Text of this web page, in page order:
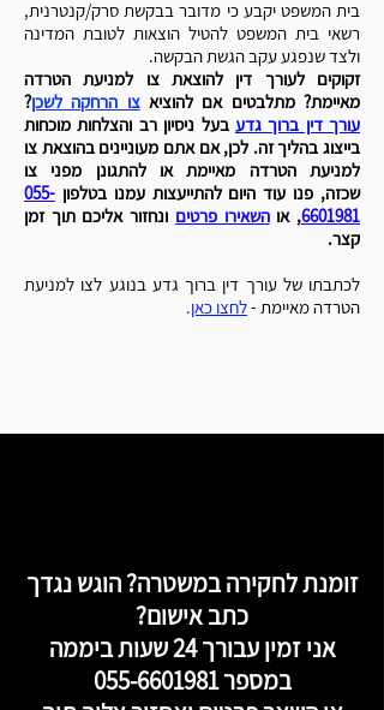
בית המשפט יקבע כי מדובר בבקשת סרק/קנטרנית,
רשאי בית המשפט להטיל הוצאות לטובת המדינה
ולצד שנפגע עקב הגשת הבקשה.
זקוקים לעורך דין להוצאת צו למניעת הטרדה
מאיימת? מתלבטים אם להוציאצו הרחקה לשכן?
עורך דין ברוך גדע בעל ניסיון רב והצלחות מוכחות
בייצוג בהליך זה. לכן, אם אתם מעוניינים בהוצאת צו
למניעת הטרדה מאיימת או להתגונן מפני צו
שכזה, פנו עוד היום להתייעצות עמנו בטלפון 055-
6601981, או השאירו פרטים ונחזור אליכם תוך זמן
קצר.
לכתבתו של עורך דין ברוך גדע בנוגע לצו למניעת
הטרדה מאיימת -לחצו כאן.
זומנת לחקירה במשטרה? הוגש נגדך
כתב אישום?
אני זמין עבורך 24 שעות ביממה
במספר055-6601981